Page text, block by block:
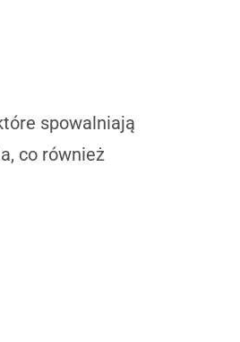
spowalniają
co również